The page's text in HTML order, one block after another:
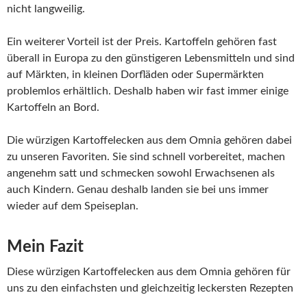
nicht langweilig.
Ein weiterer Vorteil ist der Preis. Kartoffeln gehören fast
überall in Europa zu den günstigeren Lebensmitteln und sind
auf Märkten, in kleinen Dorfläden oder Supermärkten
problemlos erhältlich. Deshalb haben wir fast immer einige
Kartoffeln an Bord.
Die würzigen Kartoffelecken aus dem Omnia gehören dabei
zu unseren Favoriten. Sie sind schnell vorbereitet, machen
angenehm satt und schmecken sowohl Erwachsenen als
auch Kindern. Genau deshalb landen sie bei uns immer
wieder auf dem Speiseplan.
Mein Fazit
Diese würzigen Kartoffelecken aus dem Omnia gehören für
uns zu den einfachsten und gleichzeitig leckersten Rezepten